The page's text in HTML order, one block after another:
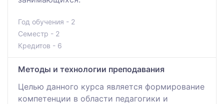
Год обучения - 2
Семестр - 2
Кредитов - 6
Методы и технологии преподавания
Целью данного курса является формирование
компетенции в области педагогики и